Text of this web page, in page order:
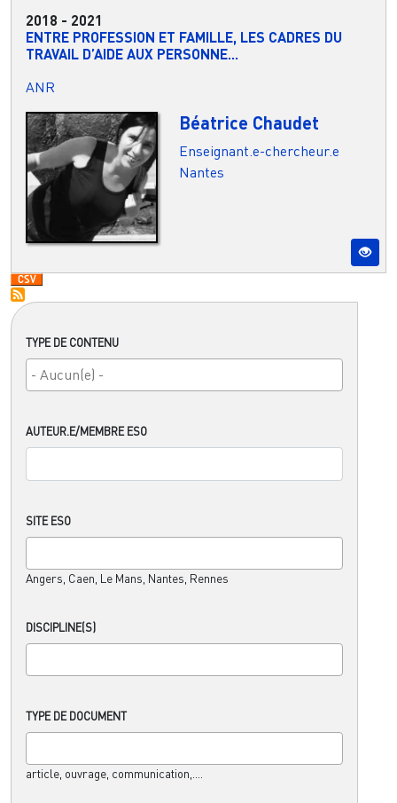
TYPE DE CONTENU
AUTEUR.E/MEMBRE ESO
SITE ESO
Angers, Caen, Le Mans, Nantes, Rennes
DISCIPLINE(S)
TYPE DE DOCUMENT
article, ouvrage, communication,....
2018 - 2021
ENTRE PROFESSION ET FAMILLE, LES CADRES DU
TRAVAIL D’AIDE AUX PERSONNE...
ANR
Béatrice Chaudet
Enseignant.e-chercheur.e
Nantes